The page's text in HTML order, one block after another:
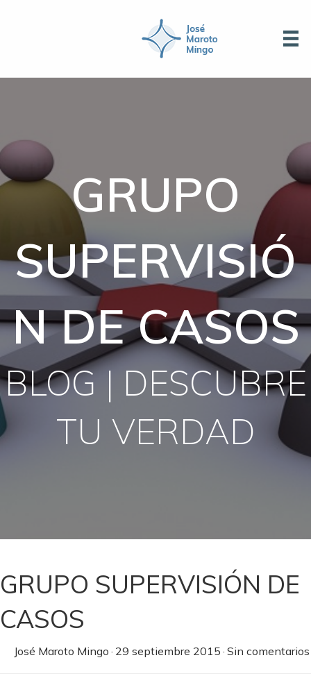
GRUPO
SUPERVISIÓ
N DE CASOS
BLOG | DESCUBRE
TU VERDAD
GRUPO SUPERVISIÓN DE
CASOS
José Maroto Mingo · 29 septiembre 2015 · Sin comentarios